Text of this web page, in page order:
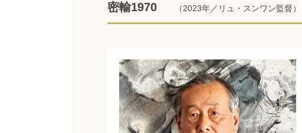
密輸1970 （2023年／リュ・スンワン監督）